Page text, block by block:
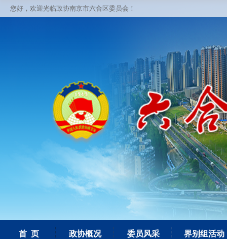
您好，欢迎光临政协南京市六合区委员会！
首 页 政协概况 委员风采 界别组活动